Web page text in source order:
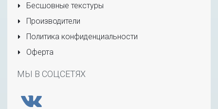
Бесшовные текстуры
Производители
Политика конфиденциальности
Оферта
МЫ В СОЦСЕТЯХ